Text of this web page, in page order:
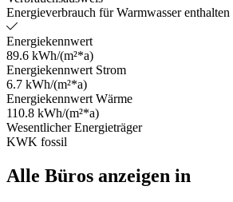
Energieverbrauch für Warmwasser enthalten
Energiekennwert
89.6 kWh/(m²*a)
Energiekennwert Strom
6.7 kWh/(m²*a)
Energiekennwert Wärme
110.8 kWh/(m²*a)
Wesentlicher Energieträger
KWK fossil
Alle Büros anzeigen in